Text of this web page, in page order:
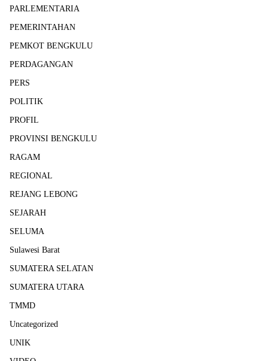
PARLEMENTARIA
PEMERINTAHAN
PEMKOT BENGKULU
PERDAGANGAN
PERS
POLITIK
PROFIL
PROVINSI BENGKULU
RAGAM
REGIONAL
REJANG LEBONG
SEJARAH
SELUMA
Sulawesi Barat
SUMATERA SELATAN
SUMATERA UTARA
TMMD
Uncategorized
UNIK